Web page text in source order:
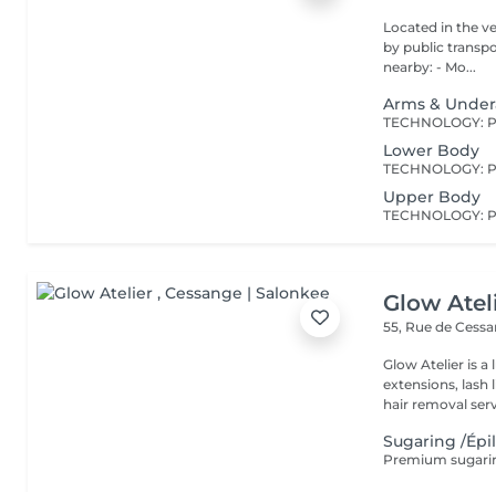
Located in the very heart
by public transport:
nearby: - Mo...
Arms &
Lower Body
Upper Body
Glow
55, Rue de
Glow Atelier is a
extensions,
hair removal
Sugaring /